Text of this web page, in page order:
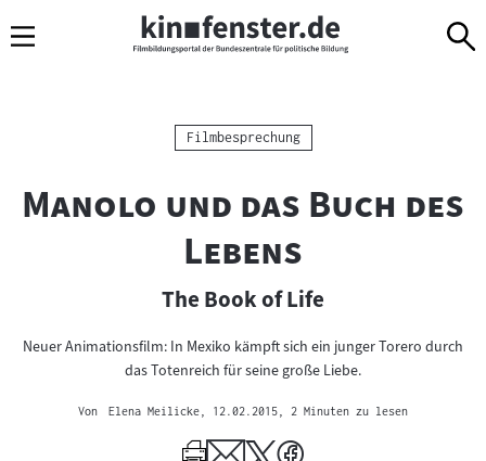
Navigation
zum
zur
Kategorie:
Filmbesprechung
"
Manolo und das Buch des
Lebens
The Book of Life
Neuer Animationsfilm: In Mexiko kämpft sich ein junger Torero durch
das Totenreich für seine große Liebe.
Von Elena Meilicke , 12.02.2015 , 2 Minuten zu lesen